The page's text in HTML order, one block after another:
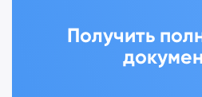
Получить